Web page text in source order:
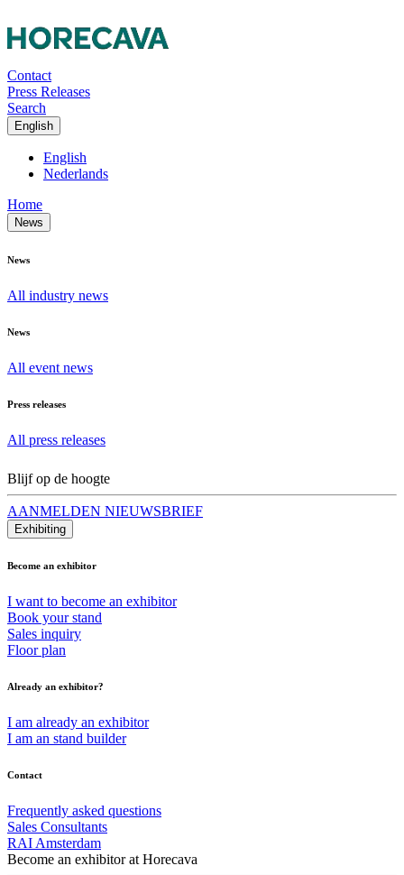
Contact
Press Releases
Search
English
English
Nederlands
Home
News
News
All industry news
News
All event news
Press releases
All press releases
Blijf op de hoogte
AANMELDEN NIEUWSBRIEF
Exhibiting
Become an exhibitor
I want to become an exhibitor
Book your stand
Sales inquiry
Floor plan
Already an exhibitor?
I am already an exhibitor
I am an stand builder
Contact
Frequently asked questions
Sales Consultants
RAI Amsterdam
Become an exhibitor at Horecava